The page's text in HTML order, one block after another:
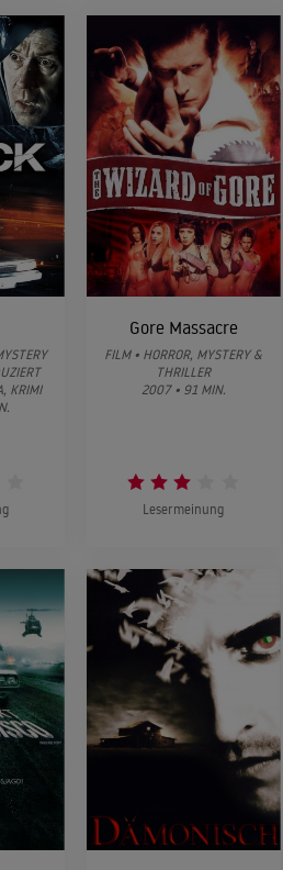
KRIMI
Gore Massacre
FILM • HORROR, MYSTERY &
THRILLER
2007 • 91 MIN.
Lesermeinung